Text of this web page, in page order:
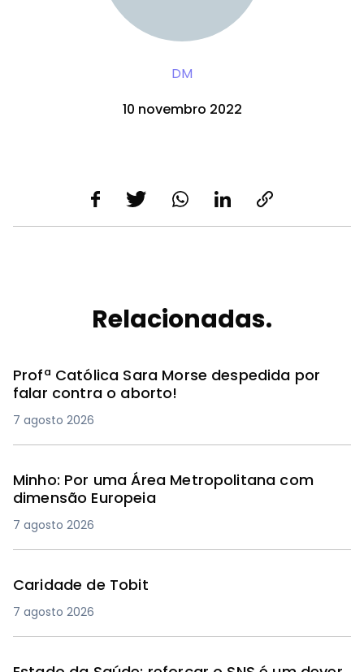
DM
10 novembro 2022
Relacionadas.
Profª Católica Sara Morse despedida por
falar contra o aborto!
7 agosto 2026
Minho: Por uma Área Metropolitana com
dimensão Europeia
7 agosto 2026
Caridade de Tobit
7 agosto 2026